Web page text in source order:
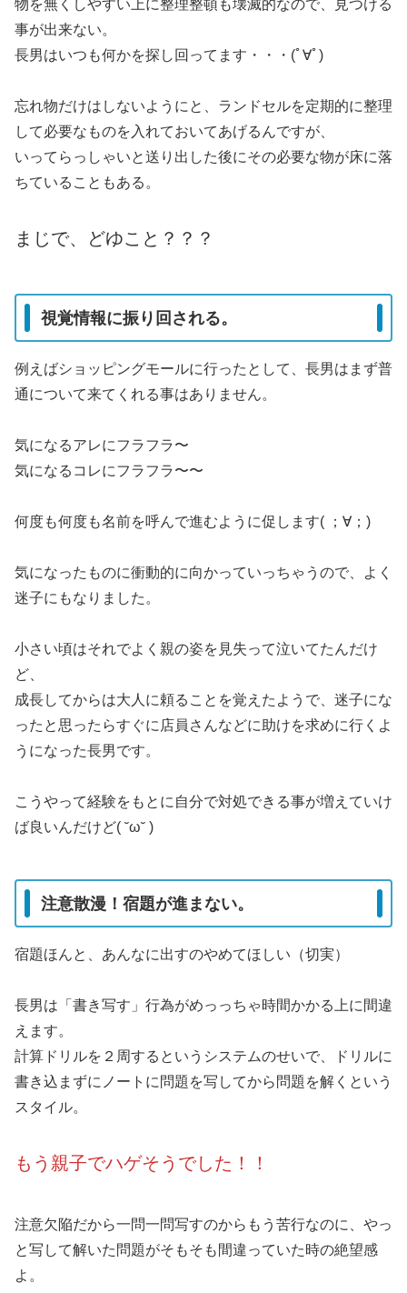
物を無くしやすい上に整理整頓も壊滅的なので、見つける
事が出来ない。
長男はいつも何かを探し回ってます・・・(ﾟ∀ﾟ)
忘れ物だけはしないようにと、ランドセルを定期的に整理
して必要なものを入れておいてあげるんですが、
いってらっしゃいと送り出した後にその必要な物が床に落
ちていることもある。
まじで、どゆこと？？？
視覚情報に振り回される。
例えばショッピングモールに行ったとして、長男はまず普
通について来てくれる事はありません。
気になるアレにフラフラ〜
気になるコレにフラフラ〜〜
何度も何度も名前を呼んで進むように促します( ；∀；)
気になったものに衝動的に向かっていっちゃうので、よく
迷子にもなりました。
小さい頃はそれでよく親の姿を見失って泣いてたんだけ
ど、
成長してからは大人に頼ることを覚えたようで、迷子にな
ったと思ったらすぐに店員さんなどに助けを求めに行くよ
うになった長男です。
こうやって経験をもとに自分で対処できる事が増えていけ
ば良いんだけど( ˘ω˘ )
注意散漫！宿題が進まない。
宿題ほんと、あんなに出すのやめてほしい（切実）
長男は「書き写す」行為がめっっちゃ時間かかる上に間違
えます。
計算ドリルを２周するというシステムのせいで、ドリルに
書き込まずにノートに問題を写してから問題を解くという
スタイル。
もう親子でハゲそうでした！！
注意欠陥だから一問一問写すのからもう苦行なのに、やっ
と写して解いた問題がそもそも間違っていた時の絶望感
よ。